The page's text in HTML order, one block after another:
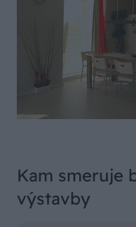
Kam smeruje
výstavby